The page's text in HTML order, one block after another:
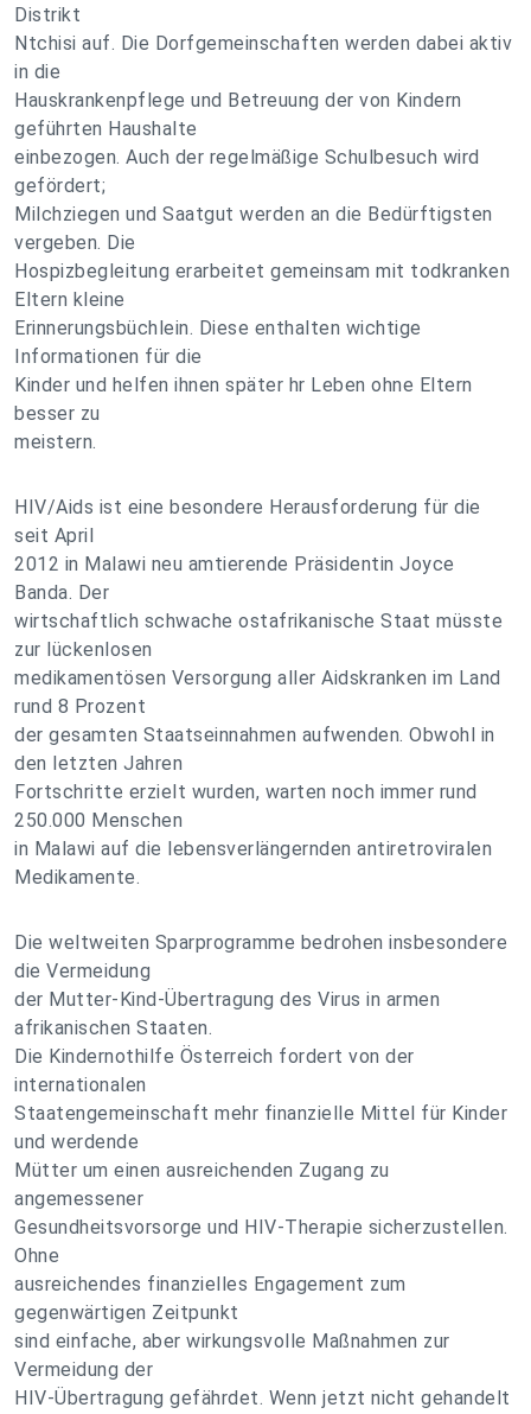
Distrikt
Ntchisi auf. Die Dorfgemeinschaften werden dabei aktiv
in die
Hauskrankenpflege und Betreuung der von Kindern
geführten Haushalte
einbezogen. Auch der regelmäßige Schulbesuch wird
gefördert;
Milchziegen und Saatgut werden an die Bedürftigsten
vergeben. Die
Hospizbegleitung erarbeitet gemeinsam mit todkranken
Eltern kleine
Erinnerungsbüchlein. Diese enthalten wichtige
Informationen für die
Kinder und helfen ihnen später hr Leben ohne Eltern
besser zu
meistern.
HIV/Aids ist eine besondere Herausforderung für die
seit April
2012 in Malawi neu amtierende Präsidentin Joyce
Banda. Der
wirtschaftlich schwache ostafrikanische Staat müsste
zur lückenlosen
medikamentösen Versorgung aller Aidskranken im Land
rund 8 Prozent
der gesamten Staatseinnahmen aufwenden. Obwohl in
den letzten Jahren
Fortschritte erzielt wurden, warten noch immer rund
250.000 Menschen
in Malawi auf die lebensverlängernden antiretroviralen
Medikamente.
Die weltweiten Sparprogramme bedrohen insbesondere
die Vermeidung
der Mutter-Kind-Übertragung des Virus in armen
afrikanischen Staaten.
Die Kindernothilfe Österreich fordert von der
internationalen
Staatengemeinschaft mehr finanzielle Mittel für Kinder
und werdende
Mütter um einen ausreichenden Zugang zu
angemessener
Gesundheitsvorsorge und HIV-Therapie sicherzustellen.
Ohne
ausreichendes finanzielles Engagement zum
gegenwärtigen Zeitpunkt
sind einfache, aber wirkungsvolle Maßnahmen zur
Vermeidung der
HIV-Übertragung gefährdet. Wenn jetzt nicht gehandelt